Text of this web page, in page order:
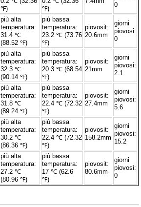
℉)
℉)
0
più alta
temperatura:
31.4 ℃
(88.52 ℉)
più bassa
temperatura:
23.2 ℃ (73.76
℉)
piovosit:
20.6mm
giorni
piovosi:
0
più alta
temperatura:
32.3 ℃
(90.14 ℉)
più bassa
temperatura:
20.3 ℃ (68.54
℉)
piovosit:
21mm
giorni
piovosi:
2.1
più alta
temperatura:
31.8 ℃
(89.24 ℉)
più bassa
temperatura:
22.4 ℃ (72.32
℉)
piovosit:
27.4mm
giorni
piovosi:
5.6
più alta
temperatura:
30.2 ℃
(86.36 ℉)
più bassa
temperatura:
22.4 ℃ (72.32
℉)
piovosit:
158.2mm
giorni
piovosi:
15.2
più alta
temperatura:
27.2 ℃
(80.96 ℉)
più bassa
temperatura:
17 ℃ (62.6
℉)
piovosit:
80.6mm
giorni
piovosi:
0